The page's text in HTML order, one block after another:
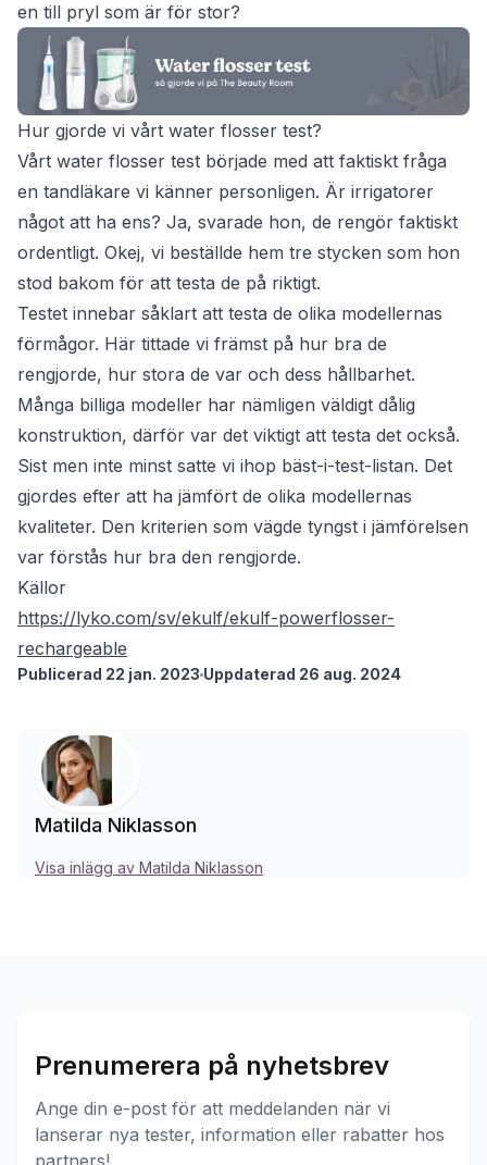
en till pryl som är för stor?
Hur gjorde vi vårt water flosser test?
Vårt water flosser test började med att faktiskt fråga
en tandläkare vi känner personligen. Är irrigatorer
något att ha ens? Ja, svarade hon, de rengör faktiskt
ordentligt. Okej, vi beställde hem tre stycken som hon
stod bakom för att testa de på riktigt.
Testet innebar såklart att testa de olika modellernas
förmågor. Här tittade vi främst på hur bra de
rengjorde, hur stora de var och dess hållbarhet.
Många billiga modeller har nämligen väldigt dålig
konstruktion, därför var det viktigt att testa det också.
Sist men inte minst satte vi ihop bäst-i-test-listan. Det
gjordes efter att ha jämfört de olika modellernas
kvaliteter. Den kriterien som vägde tyngst i jämförelsen
var förstås hur bra den rengjorde.
Källor
https://lyko.com/sv/ekulf/ekulf-powerflosser-
rechargeable
Publicerad 22 jan. 2023 Uppdaterad 26 aug. 2024
Matilda Niklasson
Visa inlägg av Matilda Niklasson
Prenumerera på nyhetsbrev
Ange din e-post för att meddelanden när vi
lanserar nya tester, information eller rabatter hos